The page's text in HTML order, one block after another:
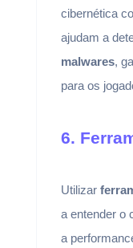
cibernética
ajudam a
malwares,
para os
6.
Utilizar
a entender o
a